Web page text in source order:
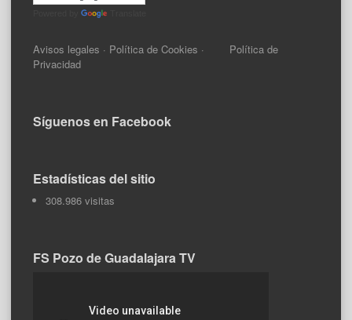
Avisos legales · Política de Cookies · Política de
Privacidad
Síguenos en Facebook
Estadísticas del sitio
308.986 visitas
FS Pozo de Guadalajara TV